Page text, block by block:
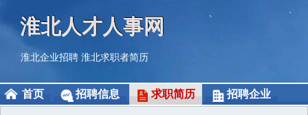
淮北人才人事网
淮北企业招聘 淮北求职者简历
首页 招聘信息 求职简历 招聘企业